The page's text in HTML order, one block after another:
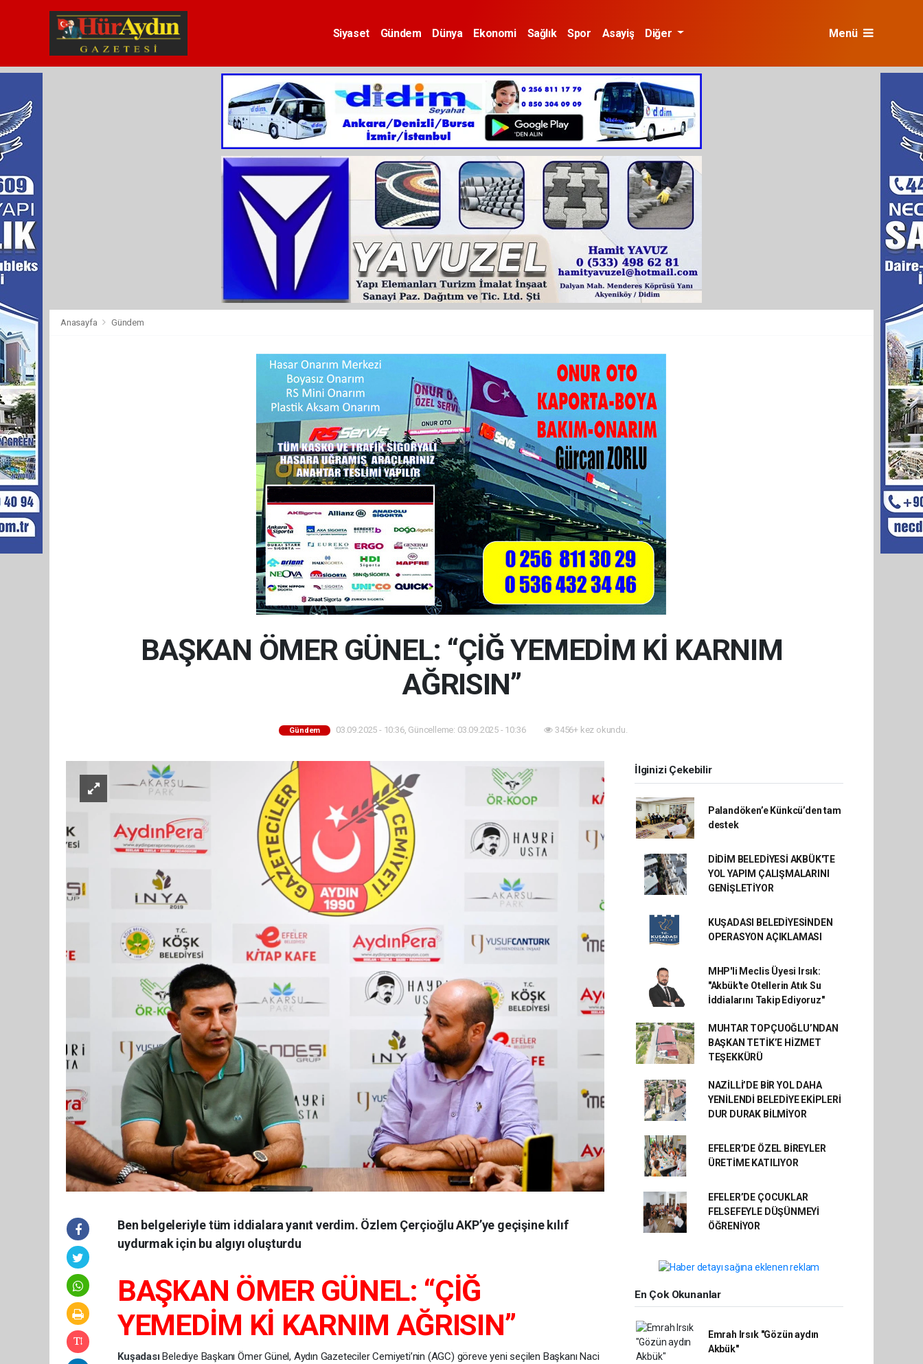
Siyaset Gündem Dünya Ekonomi Sağlık Spor Asayiş Diğer Menü
Anasayfa Gündem
BAŞKAN ÖMER GÜNEL: “ÇİĞ YEMEDİM Kİ KARNIM
AĞRISIN”
Gündem 03.09.2025 - 10:36, Güncelleme: 03.09.2025 - 10:36 3456+ kez okundu.
Ben belgeleriyle tüm iddialara yanıt verdim. Özlem Çerçioğlu AKP’ye geçişine kılıf
uydurmak için bu algıyı oluşturdu
BAŞKAN ÖMER GÜNEL: “ÇİĞ
YEMEDİM Kİ KARNIM AĞRISIN”
KuşadasıBelediye Başkanı Ömer Günel, Aydın Gazeteciler Cemiyeti’nin (AGC) göreve yeni seçilen Başkanı Naci
İlginizi Çekebilir
Palandöken’e Künkcü’den tam
destek
DİDİM BELEDİYESİ AKBÜK'TE
YOL YAPIM ÇALIŞMALARINI
GENİŞLETİYOR
KUŞADASI BELEDİYESİNDEN
OPERASYON AÇIKLAMASI
MHP'li Meclis Üyesi Irsık:
"Akbük'te Otellerin Atık Su
İddialarını Takip Ediyoruz"
MUHTAR TOPÇUOĞLU’NDAN
BAŞKAN TETİK’E HİZMET
TEŞEKKÜRÜ
NAZİLLİ’DE BİR YOL DAHA
YENİLENDİ BELEDİYE EKİPLERİ
DUR DURAK BİLMİYOR
EFELER’DE ÖZEL BİREYLER
ÜRETİME KATILIYOR
EFELER’DE ÇOCUKLAR
FELSEFEYLE DÜŞÜNMEYİ
ÖĞRENİYOR
En Çok Okunanlar
Emrah Irsık "Gözün aydın
Akbük"